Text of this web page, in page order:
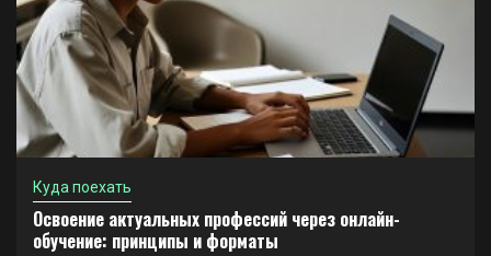
Куда поехать
Освоение актуальных профессий через онлайн-
обучение: принципы и форматы